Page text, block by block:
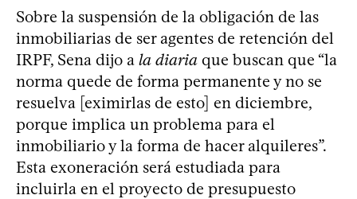
Sobre la suspensión de la obligación de las
inmobiliarias de ser agentes de retención del
IRPF, Sena dijo a la diaria que buscan que “la
norma quede de forma permanente y no se
resuelva [eximirlas de esto] en diciembre,
porque implica un problema para el
inmobiliario y la forma de hacer alquileres”.
Esta exoneración será estudiada para
incluirla en el proyecto de presupuesto